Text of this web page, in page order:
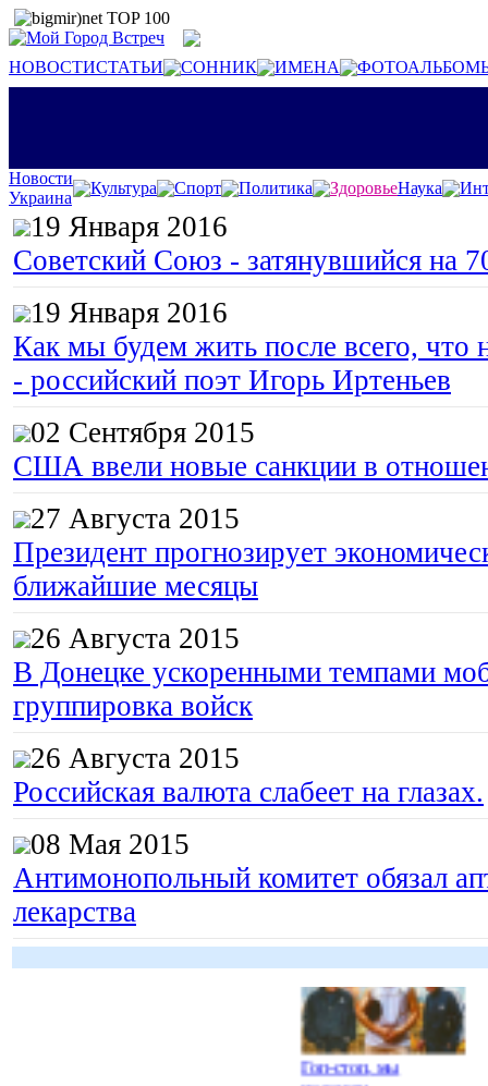
НОВОСТИСТАТЬИ СОННИК ИМЕНА
Новости
Украина
Культура Спорт Политика ЗдоровьеНаука
19 Января 2016
Советский Союз - затянувшийся на
19 Января 2016
Как мы будем жить после всего, что
- российский поэт Игорь Иртеньев
02 Сентября 2015
США ввели новые санкции в
27 Августа 2015
Президент прогнозирует
ближайшие месяцы
26 Августа 2015
В Донецке ускоренными темпами
группировка войск
26 Августа 2015
Российская валюта слабеет на глазах.
08 Мая 2015
Антимонопольный комитет обязал
лекарства
Гоп-стоп, мы
подошли...